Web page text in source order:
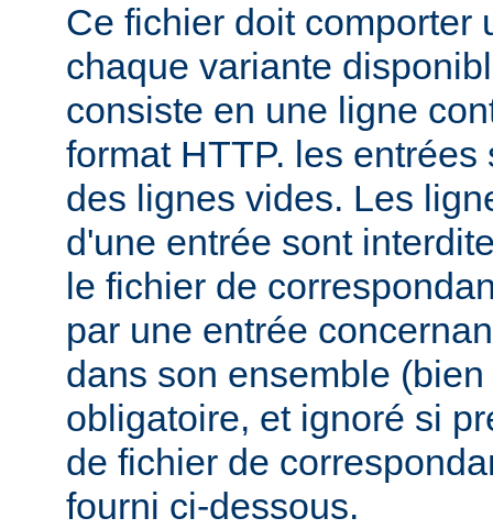
Ce fichier doit comporter
chaque variante
consiste en une ligne
format HTTP. les
des lignes vides. Les
d'une entrée sont
le fichier de
par une entrée
dans son ensemble
obligatoire, et ignoré si
de fichier de
fourni ci-dessous.